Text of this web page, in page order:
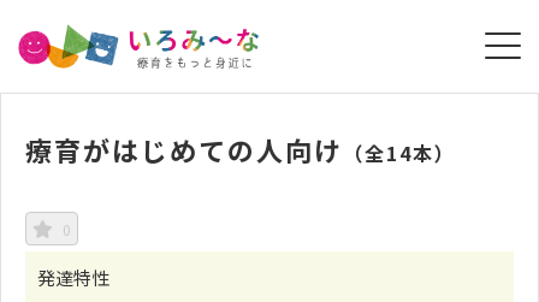
療育がはじめての人向け （全14本）
0
発達特性